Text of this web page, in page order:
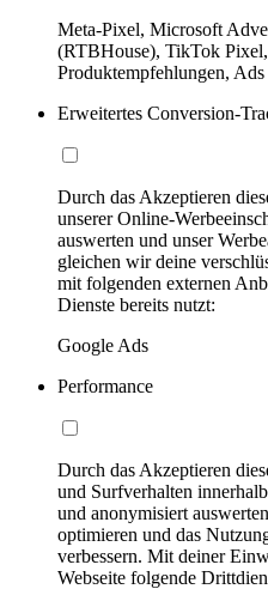
Meta-Pixel, Microsoft
(RTBHouse), TikTok
Produktempfehlungen,
Erweitertes Conversion-
Durch das Akzeptieren
unserer Online-
auswerten und unser
gleichen wir deine
mit folgenden externen
Dienste bereits nutzt:
Google Ads
Performance
Durch das Akzeptieren
und Surfverhalten
und anonymisiert
optimieren und das
verbessern. Mit deiner
Webseite folgende